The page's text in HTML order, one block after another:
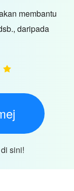
membantu
daripada
sini!